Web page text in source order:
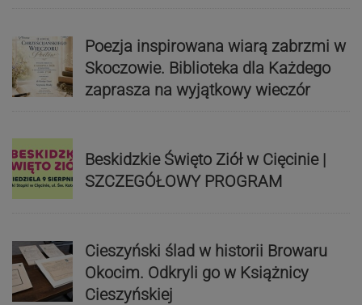
Poezja inspirowana wiarą zabrzmi w
Skoczowie. Biblioteka dla Każdego
zaprasza na wyjątkowy wieczór
Beskidzkie Święto Ziół w Cięcinie |
SZCZEGÓŁOWY PROGRAM
Cieszyński ślad w historii Browaru
Okocim. Odkryli go w Książnicy
Cieszyńskiej